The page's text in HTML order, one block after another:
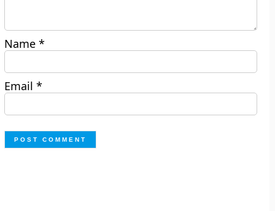
Name*
Email*